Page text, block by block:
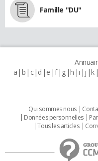
Famille "DU"
a b c d e f g h i j k
Qui sommes nous
Données personnelles
Tous les articles